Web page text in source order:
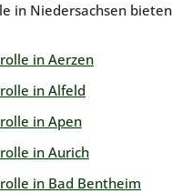
in Niedersachsen
in Aerzen
in Alfeld
in Apen
in Aurich
in Bad Bentheim